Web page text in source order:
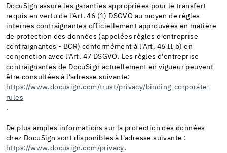
DocuSign assure les garanties appropriées pour le transfert
requis en vertu de l'Art. 46 (1) DSGVO au moyen de règles
internes contraignantes officiellement approuvées en matière
de protection des données (appelées règles d'entreprise
contraignantes - BCR) conformément à l'Art. 46 II b) en
conjonction avec l'Art. 47 DSGVO. Les règles d'entreprise
contraignantes de DocuSign actuellement en vigueur peuvent
être consultées à l'adresse suivante:
https://www.docusign.com/trust/privacy/binding-corporate-
rules
.
De plus amples informations sur la protection des données
chez DocuSign sont disponibles à l'adresse suivante :
https://www.docusign.com/privacy.